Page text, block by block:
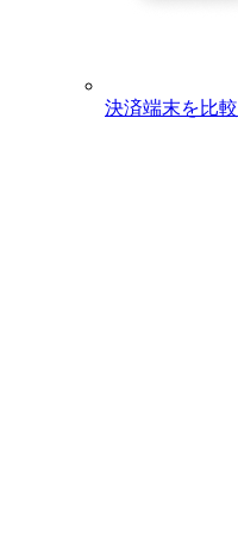
決済端末を比較